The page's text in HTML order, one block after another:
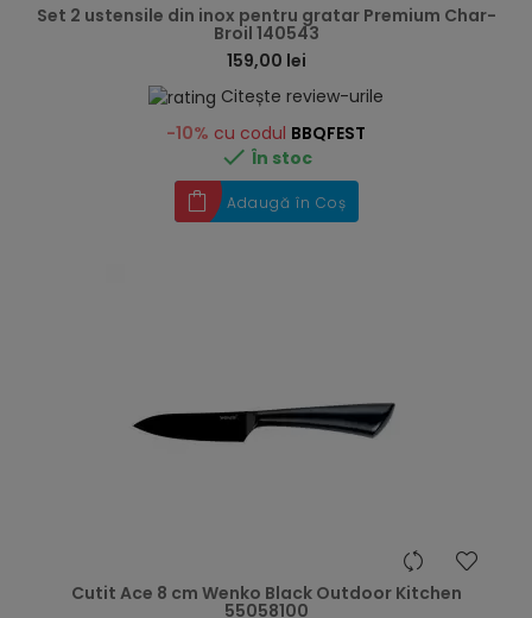
Set 2 ustensile din inox pentru gratar Premium Char-
Broil 140543
159,00 lei
Citește review-urile
-10% cu codul BBQFEST
 În stoc
Adaugă în Coș
Cutit Ace 8 cm Wenko Black Outdoor Kitchen
55058100